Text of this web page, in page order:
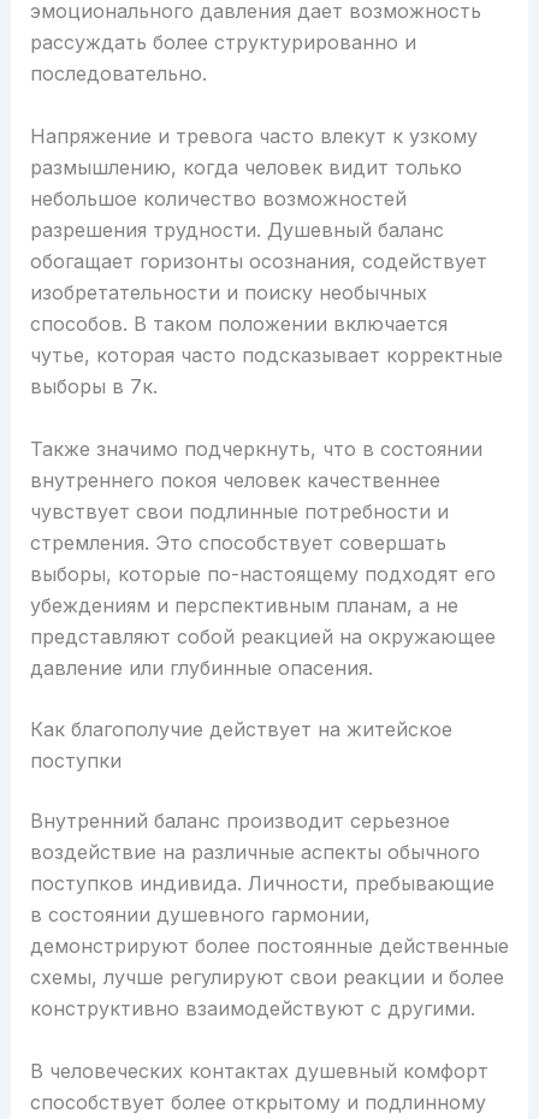
эмоционального давления дает возможность
рассуждать более структурированно и
последовательно.
Напряжение и тревога часто влекут к узкому
размышлению, когда человек видит только
небольшое количество возможностей
разрешения трудности. Душевный баланс
обогащает горизонты осознания, содействует
изобретательности и поиску необычных
способов. В таком положении включается
чутье, которая часто подсказывает корректные
выборы в 7к.
Также значимо подчеркнуть, что в состоянии
внутреннего покоя человек качественнее
чувствует свои подлинные потребности и
стремления. Это способствует совершать
выборы, которые по-настоящему подходят его
убеждениям и перспективным планам, а не
представляют собой реакцией на окружающее
давление или глубинные опасения.
Как благополучие действует на житейское
поступки
Внутренний баланс производит серьезное
воздействие на различные аспекты обычного
поступков индивида. Личности, пребывающие
в состоянии душевного гармонии,
демонстрируют более постоянные действенные
схемы, лучше регулируют свои реакции и более
конструктивно взаимодействуют с другими.
В человеческих контактах душевный комфорт
способствует более открытому и подлинному